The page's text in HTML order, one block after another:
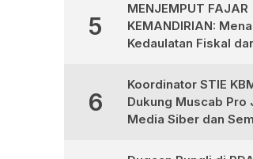
5
MENJEMPUT FAJAR
KEMANDIRIAN: Menakar
Kedaulatan Fiskal
6
Koordinator STIE
Dukung Muscab Pro
Media Siber dan